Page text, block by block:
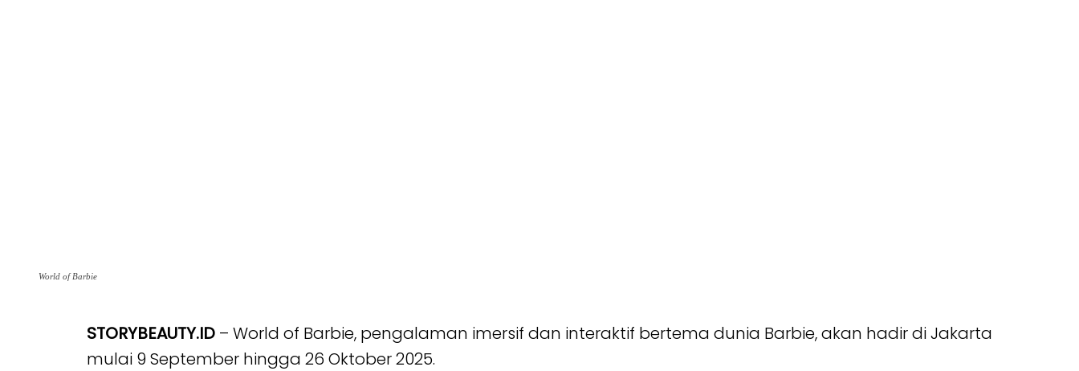
World of Barbie
STORYBEAUTY.ID– World of Barbie, pengalaman imersif dan interaktif bertema dunia Barbie, akan hadir di Jakarta
mulai 9 September hingga 26 Oktober 2025.